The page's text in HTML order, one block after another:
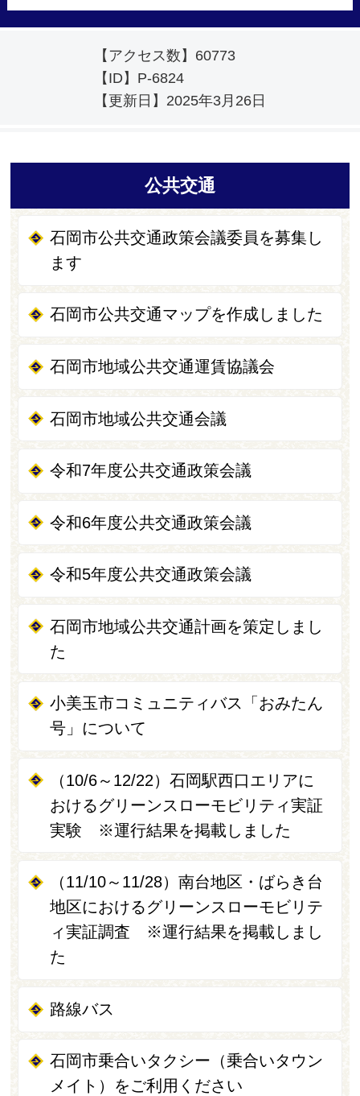
【アクセス数】 60773
【ID】 P-6824
【更新日】 2025年3月26日
公共交通
石岡市公共交通政策会議委員を募集し
ます
石岡市公共交通マップを作成しました
石岡市地域公共交通運賃協議会
石岡市地域公共交通会議
令和7年度公共交通政策会議
令和6年度公共交通政策会議
令和5年度公共交通政策会議
石岡市地域公共交通計画を策定しまし
た
小美玉市コミュニティバス「おみたん
号」について
（10/6～12/22）石岡駅西口エリアに
おけるグリーンスローモビリティ実証
実験 ※運行結果を掲載しました
（11/10～11/28）南台地区・ばらき台
地区におけるグリーンスローモビリテ
ィ実証調査 ※運行結果を掲載しまし
た
路線バス
石岡市乗合いタクシー（乗合いタウン
メイト）をご利用ください